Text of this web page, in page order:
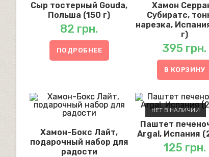
Сыр тостерный Gouda,
Польша (150 г)
82 грн.
ПОДРОБНЕЕ
Хамон
Субиратс,
нарезка,
г)
395 грн.
В КОРЗИНУ
Хамон-Бокс Лайт,
подарочный набор для
радости
НЕТ В НАЛИЧИИ
Паштет
Argal, Испания
125 грн.